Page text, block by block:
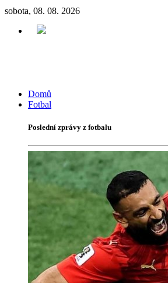
sobota, 08. 08. 2026
Domů
Fotbal
Poslední zprávy z fotbalu